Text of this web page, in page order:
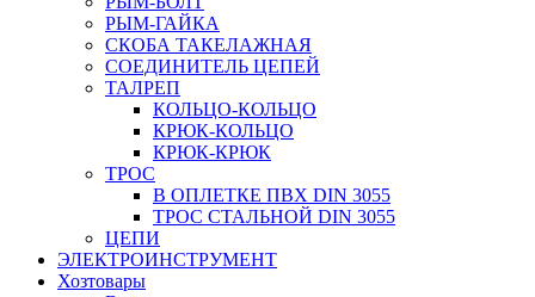
РЫМ-ГАЙКА
СКОБА ТАКЕЛАЖНАЯ
СОЕДИНИТЕЛЬ ЦЕПЕЙ
ТАЛРЕП
КОЛЬЦО-КОЛЬЦО
КРЮК-КОЛЬЦО
КРЮК-КРЮК
ТРОС
В ОПЛЕТКЕ ПВХ DIN 3055
ТРОС СТАЛЬНОЙ DIN 3055
ЦЕПИ
ЭЛЕКТРОИНСТРУМЕНТ
Хозтовары